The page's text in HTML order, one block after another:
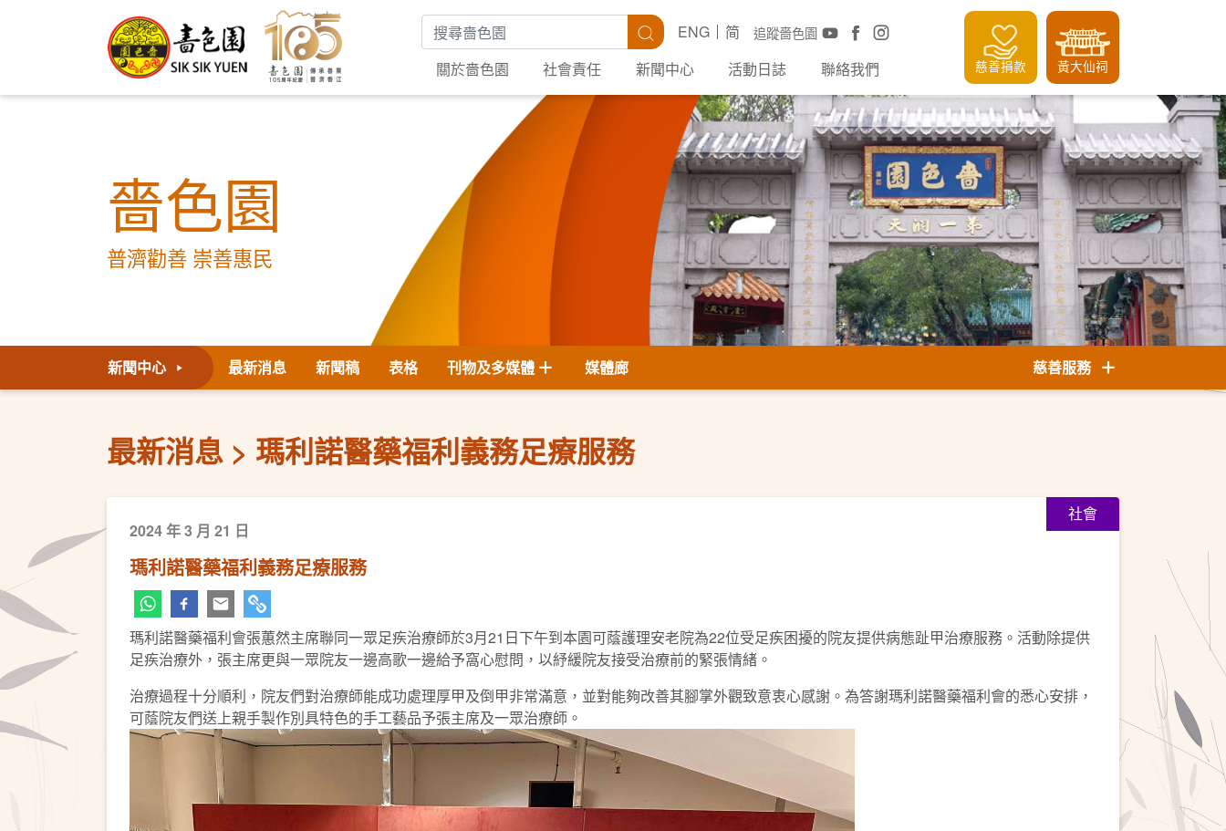
搜尋關鍵字 搜尋 追蹤嗇色園
ENG
简
關於嗇色園
社會責任 新聞中心 活動日誌 聯絡我們 慈善捐款 黃大仙祠
嗇色園
普濟勸善 崇善惠民
新聞中心 最新消息 新聞稿 表格 刊物及多媒體 媒體廊 慈善服務
最新消息 瑪利諾醫藥福利義務足療服務
社會
2024 年 3 月 21 日
瑪利諾醫藥福利義務足療服務
瑪利諾醫藥福利會張蕙然主席聯同一眾足疾治療師於3月21日下午到本園可蔭護理安老院為22位受足疾困擾的院友提供病態趾甲治療服務。活動除提供
足疾治療外，張主席更與一眾院友一邊高歌一邊給予窩心慰問，以紓緩院友接受治療前的緊張情緒。
治療過程十分順利，院友們對治療師能成功處理厚甲及倒甲非常滿意，並對能夠改善其腳掌外觀致意衷心感謝。為答謝瑪利諾醫藥福利會的悉心安排，
可蔭院友們送上親手製作別具特色的手工藝品予張主席及一眾治療師。